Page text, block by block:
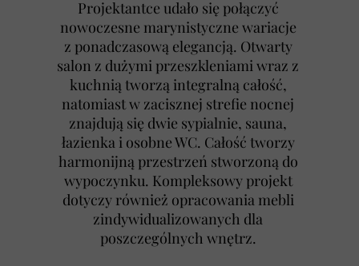
Projektantce udało się połączyć
nowoczesne marynistyczne wariacje
z ponadczasową elegancją. Otwarty
salon z dużymi przeszkleniami wraz z
kuchnią tworzą integralną całość,
natomiast w zacisznej strefie nocnej
znajdują się dwie sypialnie, sauna,
łazienka i osobne WC. Całość tworzy
harmonijną przestrzeń stworzoną do
wypoczynku. Kompleksowy projekt
dotyczy również opracowania mebli
zindywidualizowanych dla
poszczególnych wnętrz.